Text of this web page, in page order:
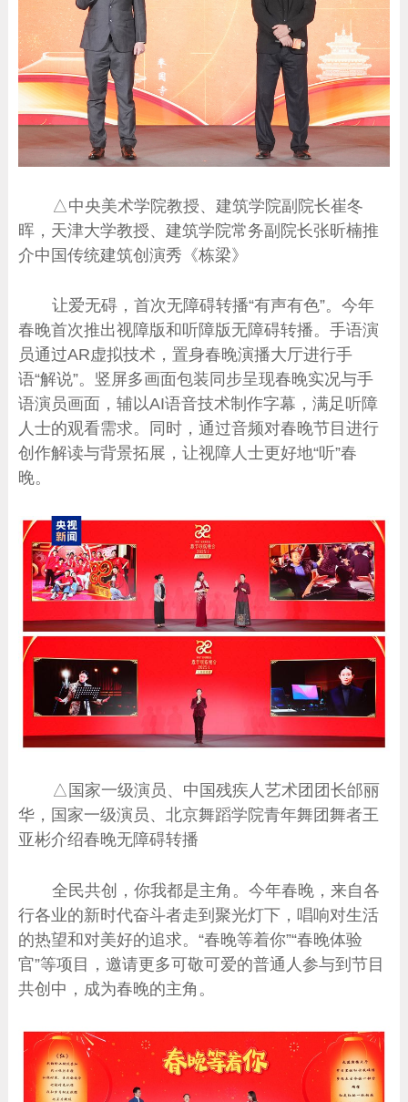
△中央美术学院教授、建筑学院副院长崔冬
晖，天津大学教授、建筑学院常务副院长张昕楠推
介中国传统建筑创演秀《栋梁》
让爱无碍，首次无障碍转播“有声有色”。今年
春晚首次推出视障版和听障版无障碍转播。手语演
员通过AR虚拟技术，置身春晚演播大厅进行手
语“解说”。竖屏多画面包装同步呈现春晚实况与手
语演员画面，辅以AI语音技术制作字幕，满足听障
人士的观看需求。同时，通过音频对春晚节目进行
创作解读与背景拓展，让视障人士更好地“听”春
晚。
△国家一级演员、中国残疾人艺术团团长邰丽
华，国家一级演员、北京舞蹈学院青年舞团舞者王
亚彬介绍春晚无障碍转播
全民共创，你我都是主角。今年春晚，来自各
行各业的新时代奋斗者走到聚光灯下，唱响对生活
的热望和对美好的追求。“春晚等着你”“春晚体验
官”等项目，邀请更多可敬可爱的普通人参与到节目
共创中，成为春晚的主角。